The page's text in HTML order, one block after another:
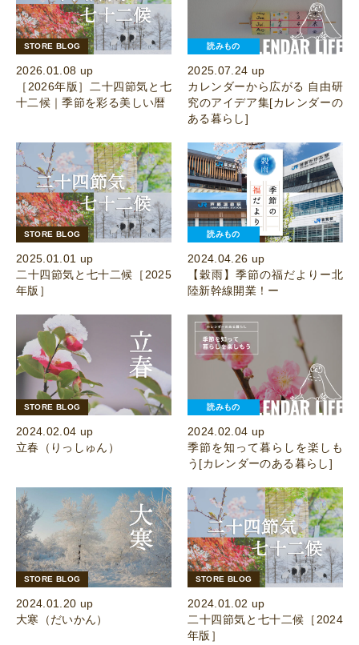
STORE BLOG
2026.01.08 up
［2026年版］二十四節気と七
十二候｜季節を彩る美しい暦
読みもの
2025.07.24 up
カレンダーから広がる 自由研
究のアイデア集[カレンダーの
ある暮らし]
STORE BLOG
2025.01.01 up
二十四節気と七十二候［2025
年版］
読みもの
2024.04.26 up
【穀雨】季節の福だよりー北
陸新幹線開業！ー
STORE BLOG
2024.02.04 up
立春（りっしゅん）
読みもの
2024.02.04 up
季節を知って暮らしを楽しも
う[カレンダーのある暮らし]
STORE BLOG
2024.01.20 up
大寒（だいかん）
STORE BLOG
2024.01.02 up
二十四節気と七十二候［2024
年版］